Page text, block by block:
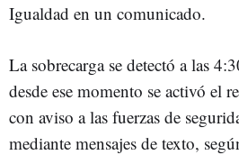
Igualdad en un comunicado.
La sobrecarga se detectó a las
desde ese momento se activó el
con aviso a las fuerzas de
mediante mensajes de texto,